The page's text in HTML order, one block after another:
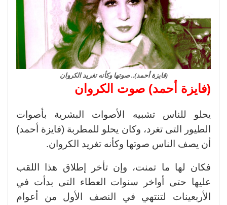
(فايزة أحمد).. صوتها وكأنه تغريد الكروان
(فايزة أحمد) صوت الكروان
يحلو للناس تشبيه الأصوات البشرية بأصوات
الطيور التى تغرد، وكان يحلو للمطربة (فايزة أحمد)
أن يصف الناس صوتها وكأنه تغريد الكروان.
فكان لها ما تمنت، وإن تأخر إطلاق هذا اللقب
عليها حتى أواخر سنوات العطاء التى بدأت في
الأربعينات لتنتهي في النصف الأول من أعوام